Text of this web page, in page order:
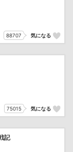
88707 気になる
75015 気になる
記